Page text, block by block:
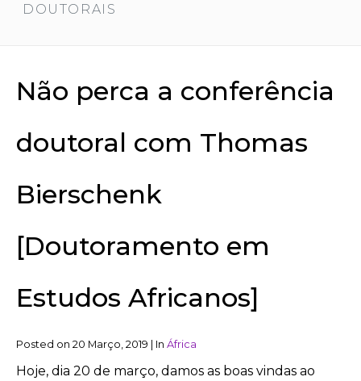
DOUTORAIS
Não perca a conferência
doutoral com Thomas
Bierschenk
[Doutoramento em
Estudos Africanos]
Posted on 20 Março, 2019 | In África
Hoje, dia 20 de março, damos as boas vindas ao